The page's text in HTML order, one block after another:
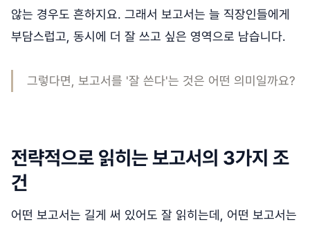
않는 경우도 흔하지요. 그래서 보고서는 늘 직장인들에게
부담스럽고, 동시에 더 잘 쓰고 싶은 영역으로 남습니다.
그렇다면, 보고서를 '잘 쓴다'는 것은 어떤 의미일까요?
전략적으로 읽히는 보고서의 3가지 조
건
어떤 보고서는 길게 써 있어도 잘 읽히는데, 어떤 보고서는